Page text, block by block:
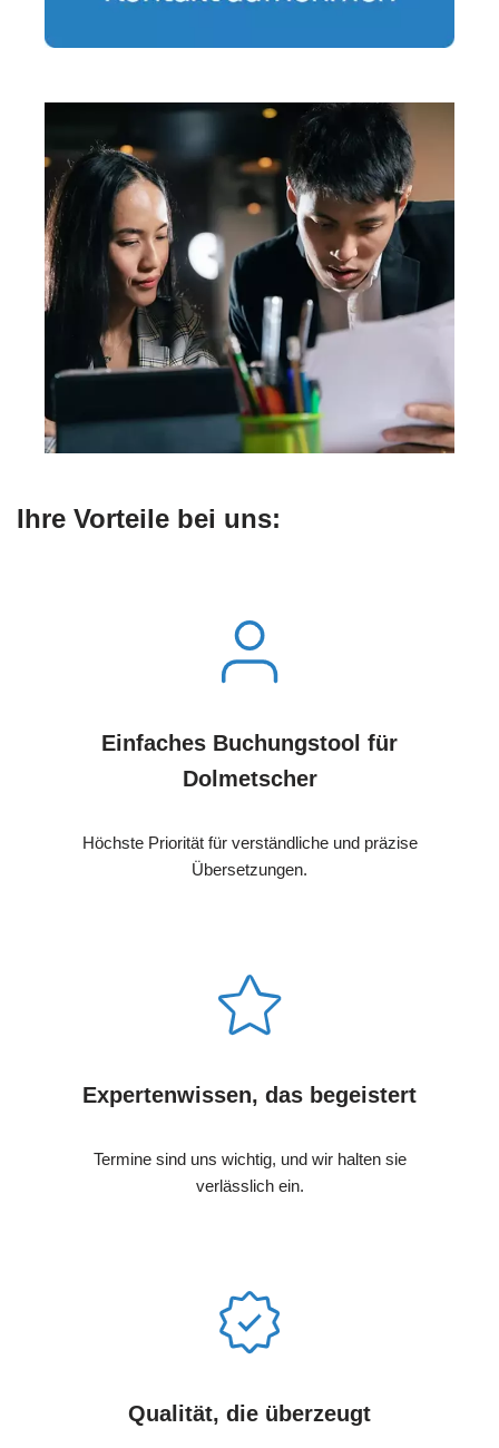
Ihre Vorteile bei uns:
Einfaches Buchungstool für
Dolmetscher
Höchste Priorität für verständliche und präzise
Übersetzungen.
Expertenwissen, das begeistert
Termine sind uns wichtig, und wir halten sie
verlässlich ein.
Qualität, die überzeugt